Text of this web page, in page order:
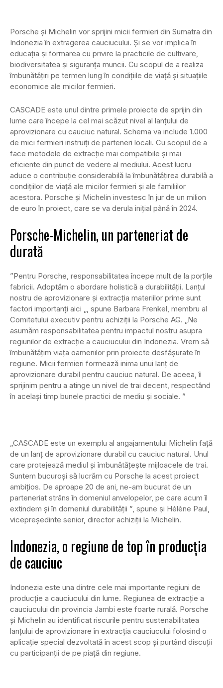
Porsche și Michelin vor sprijini micii fermieri din Sumatra din
Indonezia în extragerea cauciucului. Și se vor implica în
educația și formarea cu privire la practicile de cultivare,
biodiversitatea și siguranța muncii. Cu scopul de a realiza
îmbunătățiri pe termen lung în condițiile de viață și situațiile
economice ale micilor fermieri.
CASCADE este unul dintre primele proiecte de sprijin din
lume care începe la cel mai scăzut nivel al lanțului de
aprovizionare cu cauciuc natural. Schema va include 1.000
de mici fermieri instruiți de parteneri locali. Cu scopul de a
face metodele de extracție mai compatibile și mai
eficiente din punct de vedere al mediului. Acest lucru
aduce o contribuție considerabilă la îmbunătățirea durabilă a
condițiilor de viață ale micilor fermieri și ale familiilor
acestora. Porsche și Michelin investesc în jur de un milion
de euro în proiect, care se va derula inițial până în 2024.
Porsche-Michelin, un parteneriat de
durată
”Pentru Porsche, responsabilitatea începe mult de la porțile
fabricii. Adoptăm o abordare holistică a durabilității. Lanțul
nostru de aprovizionare și extracția materiilor prime sunt
factori importanți aici „, spune Barbara Frenkel, membru al
Comitetului executiv pentru achiziții la Porsche AG. „Ne
asumăm responsabilitatea pentru impactul nostru asupra
regiunilor de extracție a cauciucului din Indonezia. Vrem să
îmbunătățim viața oamenilor prin proiecte desfășurate în
regiune. Micii fermieri formează inima unui lanț de
aprovizionare durabil pentru cauciuc natural. De aceea, îi
sprijinim pentru a atinge un nivel de trai decent, respectând
în același timp bunele practici de mediu și sociale. ”
„CASCADE este un exemplu al angajamentului Michelin față
de un lanț de aprovizionare durabil cu cauciuc natural. Unul
care protejează mediul și îmbunătățește mijloacele de trai.
Suntem bucuroși să lucrăm cu Porsche la acest proiect
ambițios. De aproape 20 de ani, ne-am bucurat de un
parteneriat strâns în domeniul anvelopelor, pe care acum îl
extindem și în domeniul durabilității ”, spune și Hélène Paul,
vicepreședinte senior, director achiziții la Michelin.
Indonezia, o regiune de top în producția
de cauciuc
Indonezia este una dintre cele mai importante regiuni de
producție a cauciucului din lume. Regiunea de extracție a
cauciucului din provincia Jambi este foarte rurală. Porsche
și Michelin au identificat riscurile pentru sustenabilitatea
lanțului de aprovizionare în extracția cauciucului folosind o
aplicație special dezvoltată în acest scop și purtând discuții
cu participanții de pe piață din regiune.